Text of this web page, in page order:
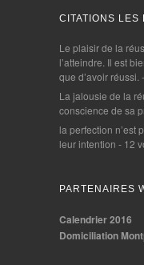
CITATIONS LES
Le plaisir de la
l’atteindre. Il est
que d’avoir réussi.
La jalousie de la
conscience de sa
la perfection n’est
leur intention - 12
PARTENAIRES
Calendrier 2016
Domiciliation